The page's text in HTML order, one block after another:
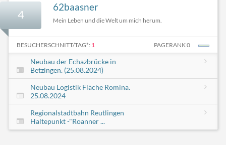
4
62baasner
Mein Leben und die Welt um mich herum.
BESUCHERSCHNITT/TAG*: 1 PAGERANK 0
Neubau der Echazbrücke in
Betzingen. (25.08.2024)
Neubau Logistik Fläche Romina.
25.08.2024
Regionalstadtbahn Reutlingen
Haltepunkt -"Roanner ...